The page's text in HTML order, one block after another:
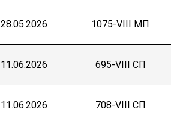
28.05.2026 1075-VIII МП
11.06.2026 695-VIII СП
11.06.2026 708-VIII СП